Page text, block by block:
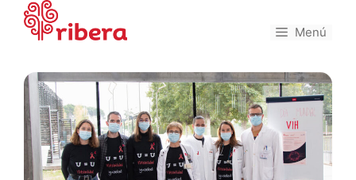
Saltar
contenido
Menú